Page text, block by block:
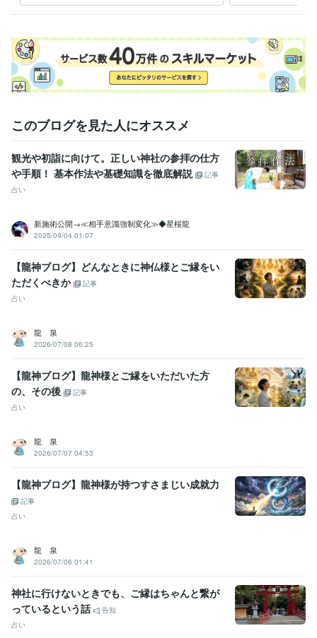
このブログを見た人にオススメ
観光や初詣に向けて。正しい神社の参拝の仕方
や手順！ 基本作法や基礎知識を徹底解説
記事
占い
新施術公開→≪相手意識強制変化≫◆星桜龍
2025/09/04 01:07
【龍神ブログ】どんなときに神仏様とご縁をい
ただくべきか
記事
占い
龍 泉
2026/07/08 06:25
【龍神ブログ】龍神様とご縁をいただいた方
の、その後
記事
占い
龍 泉
2026/07/07 04:53
【龍神ブログ】龍神様が持つすさまじい成就力
記事
占い
龍 泉
2026/07/06 01:41
神社に行けないときでも、ご縁はちゃんと繋が
っているという話
告知
占い